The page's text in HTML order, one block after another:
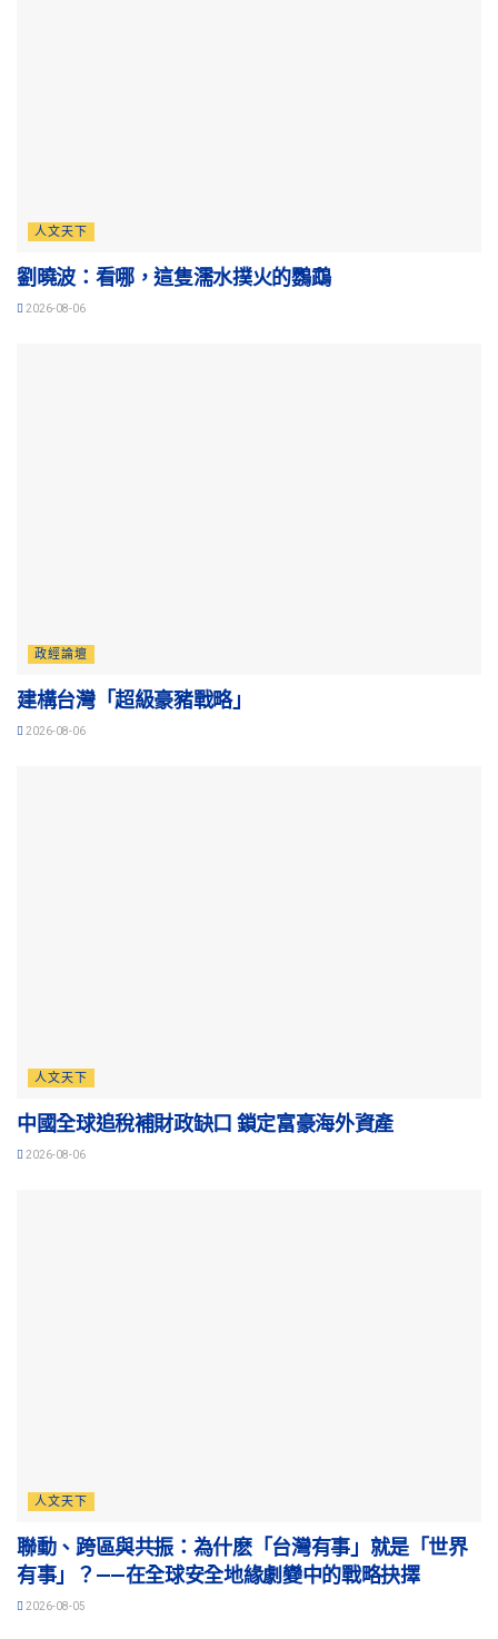
人文天下
劉曉波：看哪，這隻濡水撲火的鸚鵡
2026-08-06
政經論壇
建構台灣「超級豪豬戰略」
2026-08-06
人文天下
中國全球追稅補財政缺口 鎖定富豪海外資產
2026-08-06
人文天下
聯動、跨區與共振：為什麽「台灣有事」就是「世界
有事」？——在全球安全地緣劇變中的戰略抉擇
2026-08-05